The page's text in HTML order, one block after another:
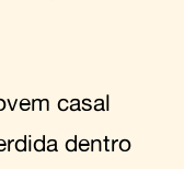
casal
dentro